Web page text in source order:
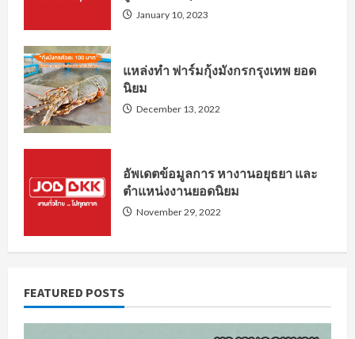
January 10, 2023
แหล่งทำ ฟาร์มกุ้งมังกรกรุงเทพ ยอด
นิยม
December 13, 2022
อัพเดตข้อมูลการ หางานอยุธยา และ
ตำแหน่งงานยอดนิยม
November 29, 2022
FEATURED POSTS